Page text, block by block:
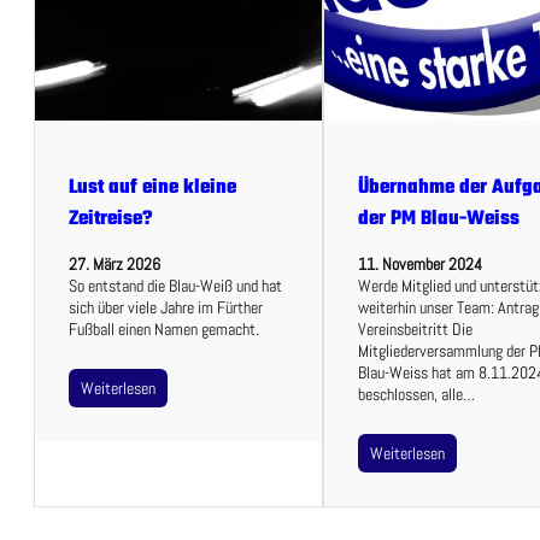
Lust auf eine kleine
Zeitreise?
27. März 2026
So entstand die Blau-Weiß und hat
sich über viele Jahre im Fürther
Fußball einen Namen gemacht.
Weiterlesen
Übernahme der
der PM Blau-Weiss
11. November 2024
Werde Mitglied und
weiterhin unser Team:
Vereinsbeitritt Die
Mitgliederversammlung der
Blau-Weiss hat am
beschlossen, alle…
Weiterlesen